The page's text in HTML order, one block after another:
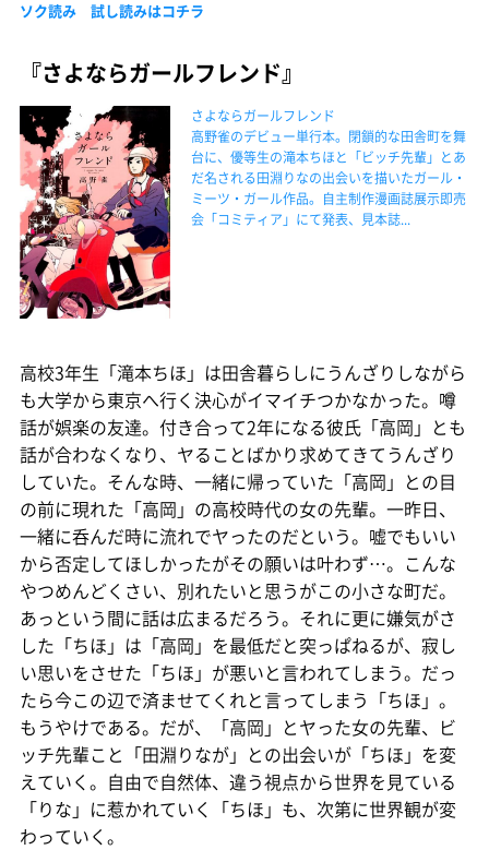
ソク読み 試し読みはコチラ
『さよならガールフレンド』
さよならガールフレンド
高野雀のデビュー単行本。閉鎖的な田舎町を舞
台に、優等生の滝本ちほと「ビッチ先輩」とあ
だ名される田淵りなの出会いを描いたガール・
ミーツ・ガール作品。自主制作漫画誌展示即売
会「コミティア」にて発表、見本誌...
高校3年生「滝本ちほ」は田舎暮らしにうんざりしながら
も大学から東京へ行く決心がイマイチつかなかった。噂
話が娯楽の友達。付き合って2年になる彼氏「高岡」とも
話が合わなくなり、ヤることばかり求めてきてうんざり
していた。そんな時、一緒に帰っていた「高岡」との目
の前に現れた「高岡」の高校時代の女の先輩。一昨日、
一緒に呑んだ時に流れでヤったのだという。嘘でもいい
から否定してほしかったがその願いは叶わず…。こんな
やつめんどくさい、別れたいと思うがこの小さな町だ。
あっという間に話は広まるだろう。それに更に嫌気がさ
した「ちほ」は「高岡」を最低だと突っぱねるが、寂し
い思いをさせた「ちほ」が悪いと言われてしまう。だっ
たら今この辺で済ませてくれと言ってしまう「ちほ」。
もうやけである。だが、「高岡」とヤった女の先輩、ビ
ッチ先輩こと「田淵りなが」との出会いが「ちほ」を変
えていく。自由で自然体、違う視点から世界を見ている
「りな」に惹かれていく「ちほ」も、次第に世界観が変
わっていく。